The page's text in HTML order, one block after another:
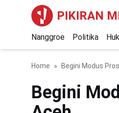
PIKIRAN
Nanggroe Politika
Home Begini Modus
Begini